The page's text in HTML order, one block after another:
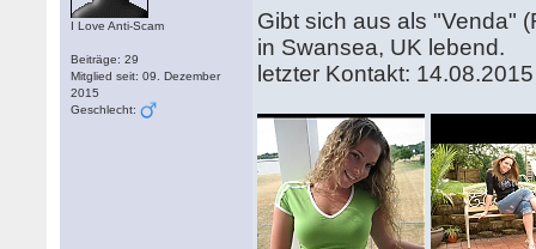
I Love Anti-Scam
Beiträge: 29
Mitglied seit: 09. Dezember
2015
Geschlecht:
Gibt sich aus als "Venda"
in Swansea, UK lebend.
letzter Kontakt: 14.08.2015